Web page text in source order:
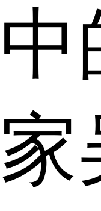
中
家